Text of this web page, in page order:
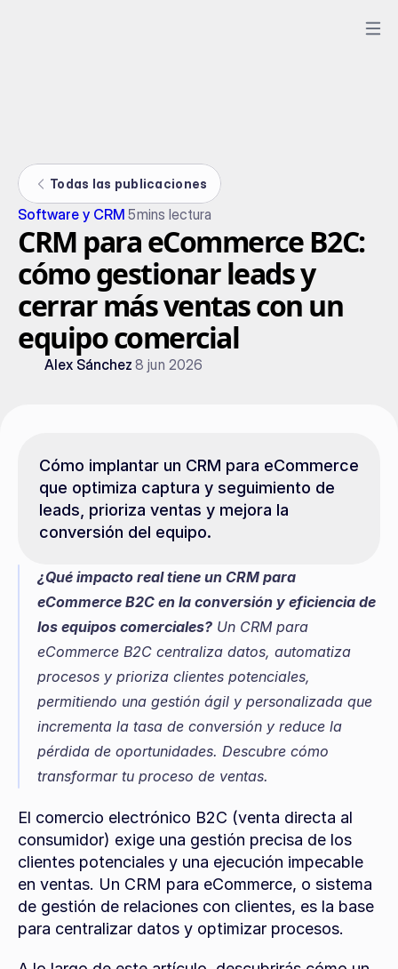
Todas las publicaciones
Software y CRM 5mins lectura
CRM para eCommerce B2C:
cómo gestionar leads y
cerrar más ventas con un
equipo comercial
Alex Sánchez 8 jun 2026
Cómo implantar un CRM para eCommerce
que optimiza captura y seguimiento de
leads, prioriza ventas y mejora la
conversión del equipo.
¿Qué impacto real tiene un CRM para
eCommerce B2C en la conversión y eficiencia de
los equipos comerciales? Un CRM para
eCommerce B2C centraliza datos, automatiza
procesos y prioriza clientes potenciales,
permitiendo una gestión ágil y personalizada que
incrementa la tasa de conversión y reduce la
pérdida de oportunidades. Descubre cómo
transformar tu proceso de ventas.
El comercio electrónico B2C (venta directa al
consumidor) exige una gestión precisa de los
clientes potenciales y una ejecución impecable
en ventas. Un CRM para eCommerce, o sistema
de gestión de relaciones con clientes, es la base
para centralizar datos y optimizar procesos.